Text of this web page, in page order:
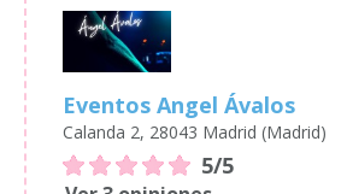
Eventos Angel Ávalos
Calanda 2, 28043 Madrid (Madrid)
5/5